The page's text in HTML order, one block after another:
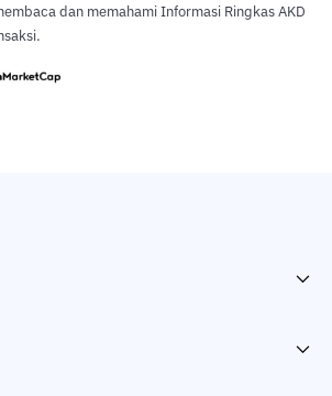
dan memahami Informasi Ringkas AKD